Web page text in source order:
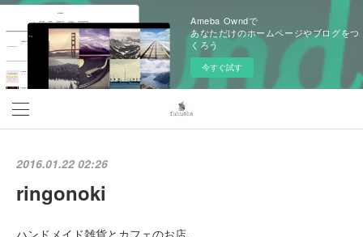
Ameba Owndで
あなただけのホームページやブログをつ
くろう
今すぐ試す
2016.01.22 02:26
ringonoki
ハンドメイド雑貨とカフェのお店。